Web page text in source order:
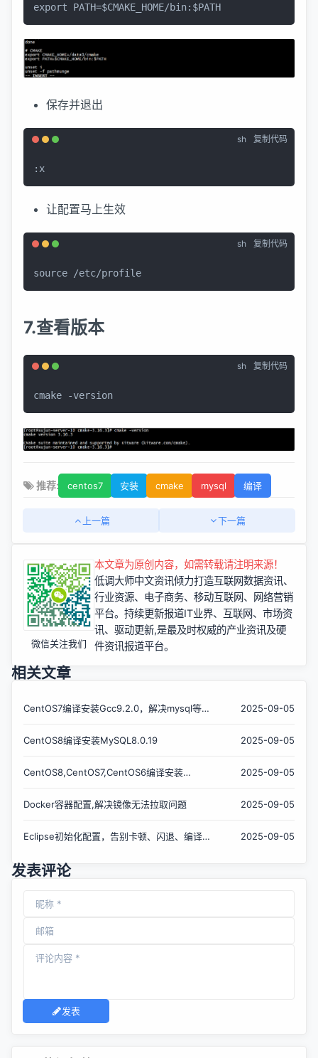
export PATH=$CMAKE_HOME/bin: $PATH
保存并退出
sh 复制代码
:x
让配置马上生效
sh 复制代码
source /etc/profile
7.查看版本
sh 复制代码
cmake -version
推荐: centos7 安装 cmake mysql 编译
上一篇 下一篇
微信关注我们
本文章为原创内容，如需转载请注明来源！
低调大师中文资讯倾力打造互联网数据资讯、
行业资源、电子商务、移动互联网、网络营销
平台。持续更新报道IT业界、互联网、市场资
讯、驱动更新,是最及时权威的产业资讯及硬
件资讯报道平台。
相关文章
CentOS7编译安装Gcc9.2.0，解决mysql等软
2025-09-05
CentOS8编译安装MySQL8.0.19 2025-09-05
CentOS8,CentOS7,CentOS6编译安装
2025-09-05
Docker容器配置,解决镜像无法拉取问题 2025-09-05
Eclipse初始化配置，告别卡顿、闪退、编译时
2025-09-05
发表评论
发表